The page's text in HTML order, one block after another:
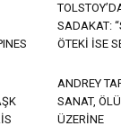
SADAKAT:
ÖTEKİ İSE
ANDREY
SANAT,
ÜZERİNE